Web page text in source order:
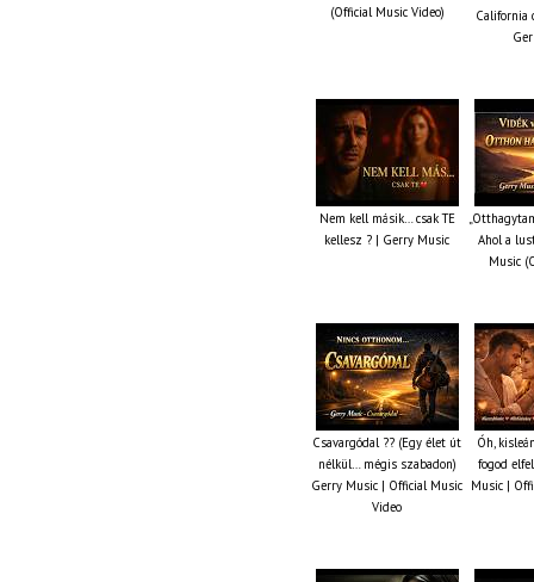
(Official Music Video)
California
Nem kell másik… csak TE
kellesz ? | Gerry Music
Ahol a
Music
Csavargódal ?? (Egy élet út
nélkül… mégis szabadon)
Gerry Music | Official Music
Video
Óh,
fogod
Music |